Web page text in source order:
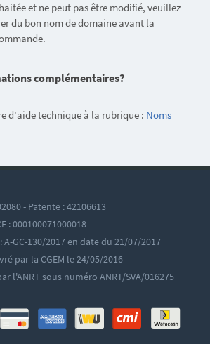
et ne peut pas être modifié, veuillez
du bon nom de domaine avant la
complémentaires?
d'aide technique à la rubrique : Noms
- Patente : 42106613
: 000100071000018
A-GC-130/2017 en date du 21/07/2017
par la CGEM le 24/05/2016
l'ANRT sous numéro ANRT/SVA/016275